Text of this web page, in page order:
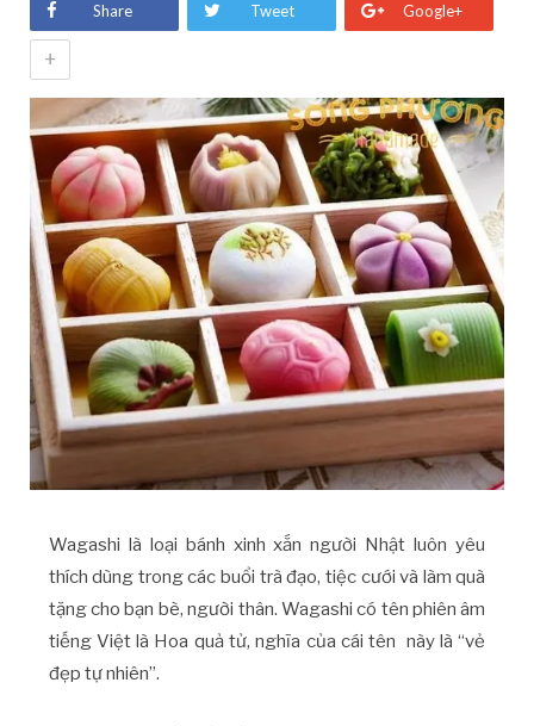
Share Tweet Google+
+
Wagashi là loại bánh xinh xắn người Nhật luôn yêu
thích dùng trong các buổi trà đạo, tiệc cưới và làm quà
tặng cho bạn bè, người thân. Wagashi có tên phiên âm
tiếng Việt là Hoa quả tử, nghĩa của cái tên này là “vẻ
đẹp tự nhiên”.